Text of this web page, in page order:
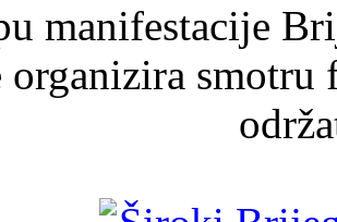
manifestacije
organizira